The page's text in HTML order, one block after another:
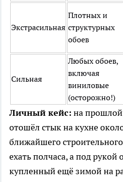
Экстрасильная
Плотных и
структурных
обоев
Сильная
Любых обоев,
включая
виниловые
(осторожно!)
Личный кейс: на прошлой
отошёл стык на кухне
ближайшего
ехать полчаса, а под рукой
купленный ещё зимой на